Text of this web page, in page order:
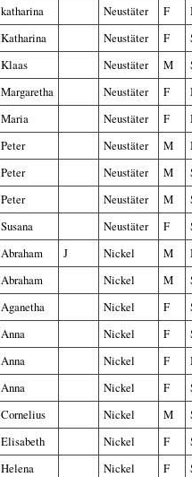
katharina Neustäter F
Katharina Neustäter F
Klaas Neustäter M
Margaretha Neustäter F
Maria Neustäter F
Peter Neustäter M
Peter Neustäter M
Peter Neustäter M
Susana Neustäter F
Abraham J Nickel M
Abraham Nickel M
Aganetha Nickel F
Anna Nickel F
Anna Nickel F
Anna Nickel F
Cornelius Nickel M
Elisabeth Nickel F
Helena Nickel F